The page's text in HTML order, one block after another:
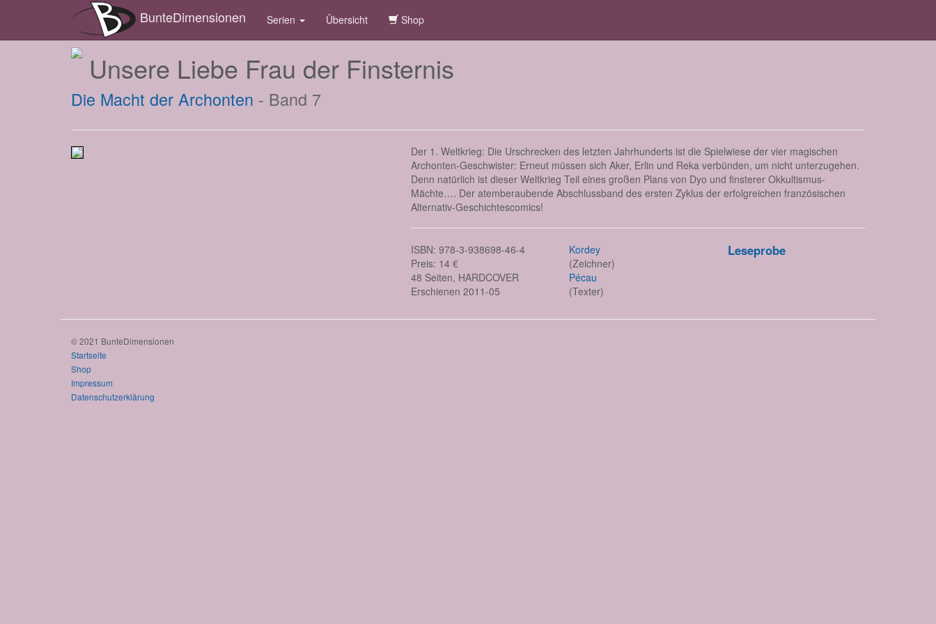
BunteDimensionen Serien Übersicht Shop
Unsere Liebe Frau der Finsternis
Die Macht der Archonten - Band 7
Der 1. Weltkrieg: Die Urschrecken des letzten Jahrhunderts ist die Spielwiese der vier magischen
Archonten-Geschwister: Erneut müssen sich Aker, Erlin und Reka verbünden, um nicht unterzugehen.
Denn natürlich ist dieser Weltkrieg Teil eines großen Plans von Dyo und finsterer Okkultismus-
Mächte…. Der atemberaubende Abschlussband des ersten Zyklus der erfolgreichen französischen
Alternativ-Geschichtescomics!
ISBN: 978-3-938698-46-4
Preis: 14 €
48 Seiten, HARDCOVER
Erschienen 2011-05
Kordey
(Zeichner)
Pécau
(Texter)
Leseprobe
© 2021 BunteDimensionen
Startseite
Shop
Impressum
Datenschutzerklärung